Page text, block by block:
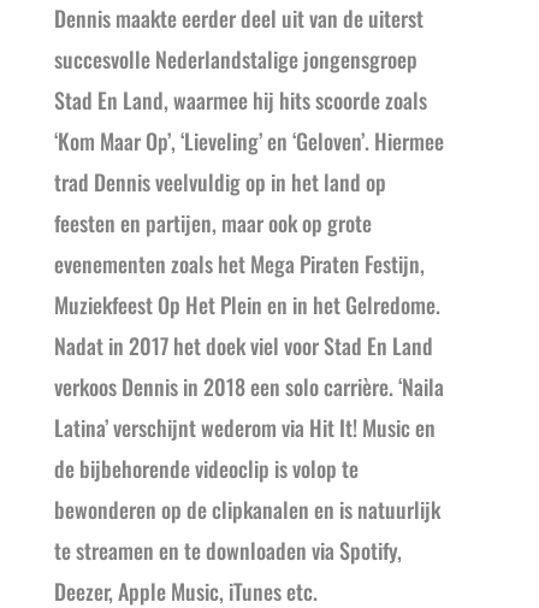
Dennis maakte eerder deel uit van de uiterst
succesvolle Nederlandstalige jongensgroep
Stad En Land, waarmee hij hits scoorde zoals
‘Kom Maar Op’, ‘Lieveling’ en ‘Geloven’. Hiermee
trad Dennis veelvuldig op in het land op
feesten en partijen, maar ook op grote
evenementen zoals het Mega Piraten Festijn,
Muziekfeest Op Het Plein en in het Gelredome.
Nadat in 2017 het doek viel voor Stad En Land
verkoos Dennis in 2018 een solo carrière. ‘Naila
Latina’ verschijnt wederom via Hit It! Music en
de bijbehorende videoclip is volop te
bewonderen op de clipkanalen en is natuurlijk
te streamen en te downloaden via Spotify,
Deezer, Apple Music, iTunes etc.